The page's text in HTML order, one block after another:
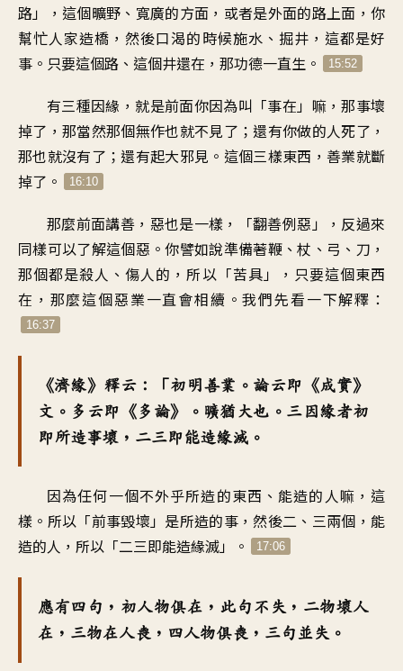
路」，這個曠野、寬廣的方面，或者是外面的路上面，你
幫忙人家造橋，然後口渴的時候施水、掘井，這都是好
事。只要這個路、這個井還在，那功德一直生。
15:52
有三種因緣，就是前面你因為叫「事在」嘛，那事壞
掉了，那當然那個無作也就不見了；還有你做的人死了，
那也就沒有了；還有起大邪見。這個三樣東西，善業就斷
掉了。
16:10
那麼前面講善，惡也是一樣，「翻善例惡」，反過來
同樣可以了解這個惡。你譬如說準備著鞭、杖、弓、刀，
那個都是殺人、傷人的，所以「苦具」，只要這個東西
在，那麼這個惡業一直會相續。我們先看一下解釋：
16:37
《濟緣》釋云：「初明善業。論云即《成實》
文。多云即《多論》。曠猶大也。三因緣者初
即所造事壞，二三即能造緣滅。
因為任何一個不外乎所造的東西、能造的人嘛，這
樣。所以「前事毀壞」是所造的事，然後二、三兩個，能
造的人，所以「二三即能造緣滅」。
17:06
應有四句，初人物俱在，此句不失，二物壞人
在，三物在人喪，四人物俱喪，三句並失。